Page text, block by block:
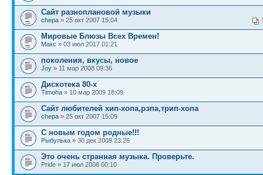
Сайт разноплановой музыки
chepa » 25 окт 2007 15:04
Мировые Блюзы Всех Времен!
Макс » 03 июл 2017 01:21
поколения, вкусы, новое
Joy » 11 мар 2008 09:36
Дискотека 80-х
Timoha » 10 мар 2009 18:09
Сайт любителей хип-хопа,рэпа,трип-хопа
chepa » 25 окт 2007 15:09
С новым годом родные!!!
Рыбулька » 30 дек 2009 23:26
Это очень странная музыка. Проверьте.
Pride » 17 июл 2008 00:10